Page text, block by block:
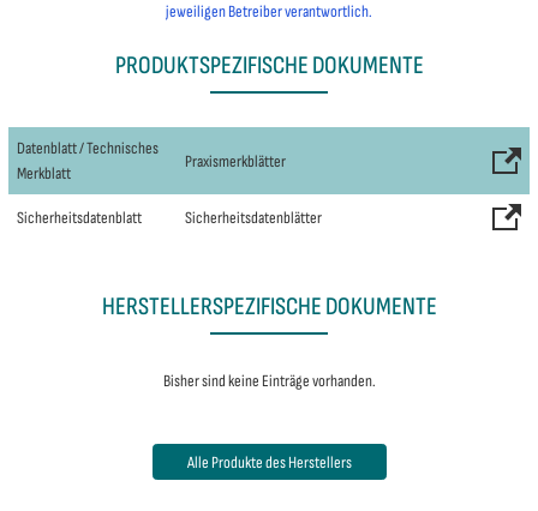
jeweiligen Betreiber verantwortlich.
PRODUKTSPEZIFISCHE DOKUMENTE
Datenblatt / Technisches
Merkblatt
Praxismerkblätter
Sicherheitsdatenblatt Sicherheitsdatenblätter
HERSTELLERSPEZIFISCHE DOKUMENTE
Bisher sind keine Einträge vorhanden.
Alle Produkte des Herstellers